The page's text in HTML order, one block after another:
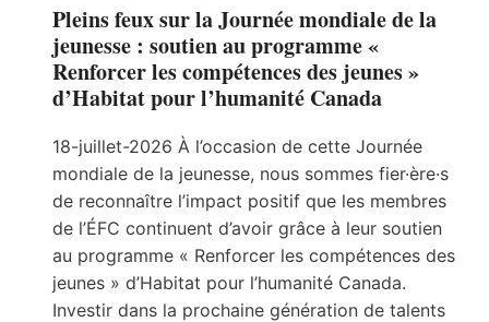
Pleins feux sur la Journée mondiale de la
jeunesse : soutien au programme «
Renforcer les compétences des jeunes »
d’Habitat pour l’humanité Canada
18-juillet-2026 À l’occasion de cette Journée
mondiale de la jeunesse, nous sommes fier·ère·s
de reconnaître l’impact positif que les membres
de l’ÉFC continuent d’avoir grâce à leur soutien
au programme « Renforcer les compétences des
jeunes » d’Habitat pour l’humanité Canada.
Investir dans la prochaine génération de talents